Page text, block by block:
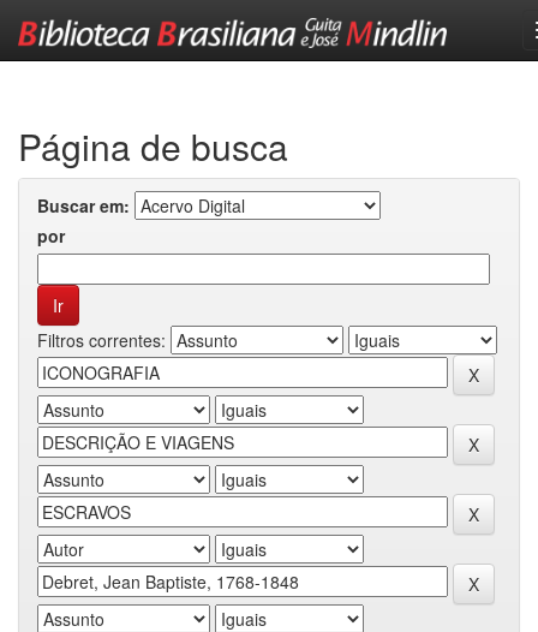
Página de busca
Buscar em:
por
Filtros correntes: